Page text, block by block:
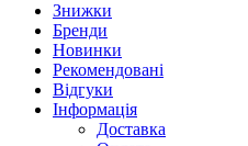
Знижки
Бренди
Новинки
Рекомендовані
Відгуки
Інформація
Доставка